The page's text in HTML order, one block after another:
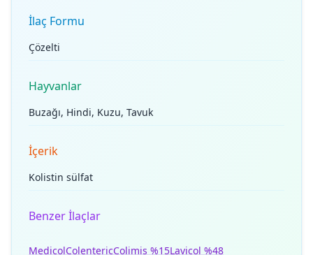
İlaç Formu
Çözelti
Hayvanlar
Buzağı, Hindi, Kuzu, Tavuk
İçerik
Kolistin sülfat
Benzer İlaçlar
MedicolColentericColimis %15Lavicol %48